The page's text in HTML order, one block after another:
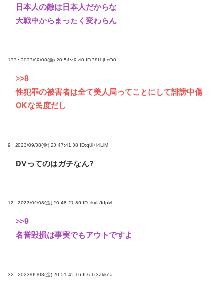
日本人の敵は日本人だからな
大戦中からまったく変わらん
133 : 2023/09/08(金) 20:54:49.40 ID:38HIjLqO0
>>8
性犯罪の被害者は全て美人局ってことにして誹謗中傷
OKな民度だし
9 : 2023/09/08(金) 20:47:41.08 ID:qUl+l4LlM
DVってのはガチなん?
12 : 2023/09/08(金) 20:48:27.36 ID:zkxL/IdpM
>>9
名誉毀損は事実でもアウトですよ
32 : 2023/09/08(金) 20:51:42.16 ID:qtz3ZkkAa